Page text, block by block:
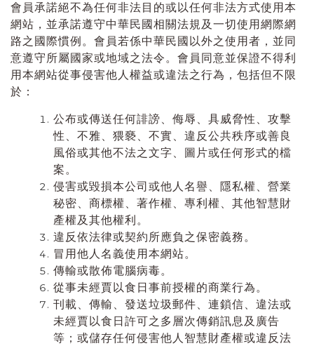
會員承諾絕不為任何非法目的或以任何非法方式使用本
網站，並承諾遵守中華民國相關法規及一切使用網際網
路之國際慣例。會員若係中華民國以外之使用者，並同
意遵守所屬國家或地域之法令。會員同意並保證不得利
用本網站從事侵害他人權益或違法之行為，包括但不限
於：
公布或傳送任何誹謗、侮辱、具威脅性、攻擊
性、不雅、猥褻、不實、違反公共秩序或善良
風俗或其他不法之文字、圖片或任何形式的檔
案。
侵害或毀損本公司或他人名譽、隱私權、營業
秘密、商標權、著作權、專利權、其他智慧財
產權及其他權利。
違反依法律或契約所應負之保密義務。
冒用他人名義使用本網站。
傳輸或散佈電腦病毒。
從事未經賈以食日事前授權的商業行為。
刊載、傳輸、發送垃圾郵件、連鎖信、違法或
未經賈以食日許可之多層次傳銷訊息及廣告
等；或儲存任何侵害他人智慧財產權或違反法